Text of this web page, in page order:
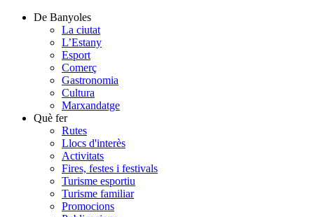
De Banyoles
La ciutat
L’Estany
Esport
Comerç
Gastronomia
Cultura
Marxandatge
Què fer
Rutes
Llocs d'interès
Activitats
Fires, festes i festivals
Turisme esportiu
Turisme familiar
Promocions